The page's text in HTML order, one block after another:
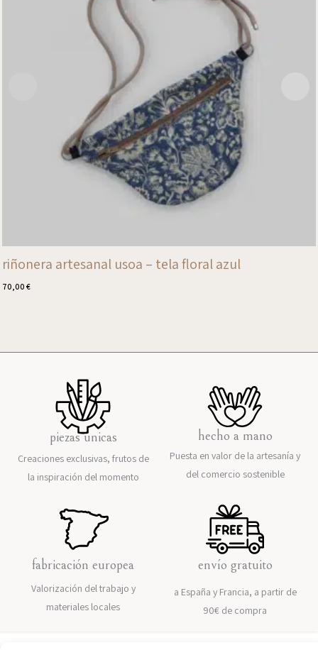
riñonera artesanal usoa – tela floral azul
70,00€
piezas únicas
Creaciones exclusivas, frutos de
la inspiración del momento
hecho a mano
Puesta en valor de la artesanía y
del comercio sostenible
fabricación europea
Valorización del trabajo y
materiales locales
envío gratuito
a España y Francia, a partir de
90€ de compra